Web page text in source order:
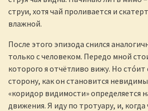
струи, хотя чай проливается и
влажной.
После этого эпизода снился
только с человеком. Передо мной
которого я отчётливо вижу. Но
сторону, как он становится
«коридор видимости» определяется
движения. Я иду по тротуару, и,